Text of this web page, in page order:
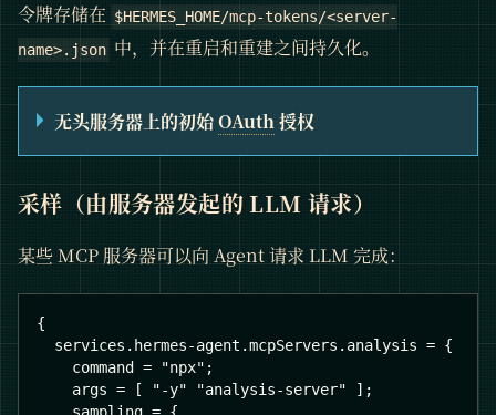
令牌存储在 $HERMES_HOME/mcp-tokens/<server-
name>.json 中，并在重启和重建之间持久化。
无头服务器上的初始OAuth授权
采样（由服务器发起的 LLM 请求）
某些 MCP 服务器可以向 Agent 请求 LLM 完成：
{
  services.hermes-agent.mcpServers.analysis = {
    command = "npx";
    args = [ "-y" "analysis-server" ];